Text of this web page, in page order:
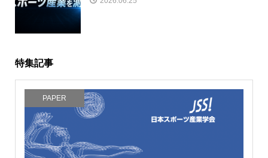
特集記事
PAPER